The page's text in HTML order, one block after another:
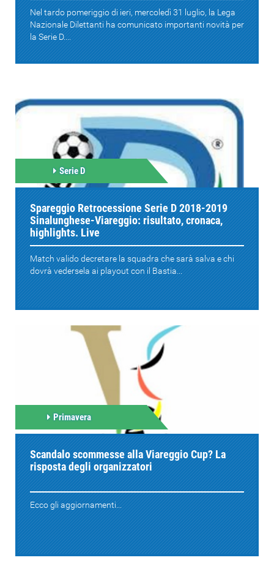
Nel tardo pomeriggio di ieri, mercoledì 31 luglio, la Lega
Nazionale Dilettanti ha comunicato importanti novità per
la Serie D....
Serie D
Spareggio Retrocessione Serie D 2018-2019
Sinalunghese-Viareggio: risultato, cronaca,
highlights. Live
Match valido decretare la squadra che sarà salva e chi
dovrà vedersela ai playout con il Bastia...
Primavera
Scandalo scommesse alla Viareggio Cup? La
risposta degli organizzatori
Ecco gli aggiornamenti...